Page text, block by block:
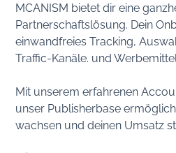
MCANISM bietet dir eine
Partnerschaftslösung. Dein
einwandfreies Tracking,
Traffic-Kanäle. und
Mit unserem erfahrenen
unser Publisherbase
wachsen und deinen Umsatz